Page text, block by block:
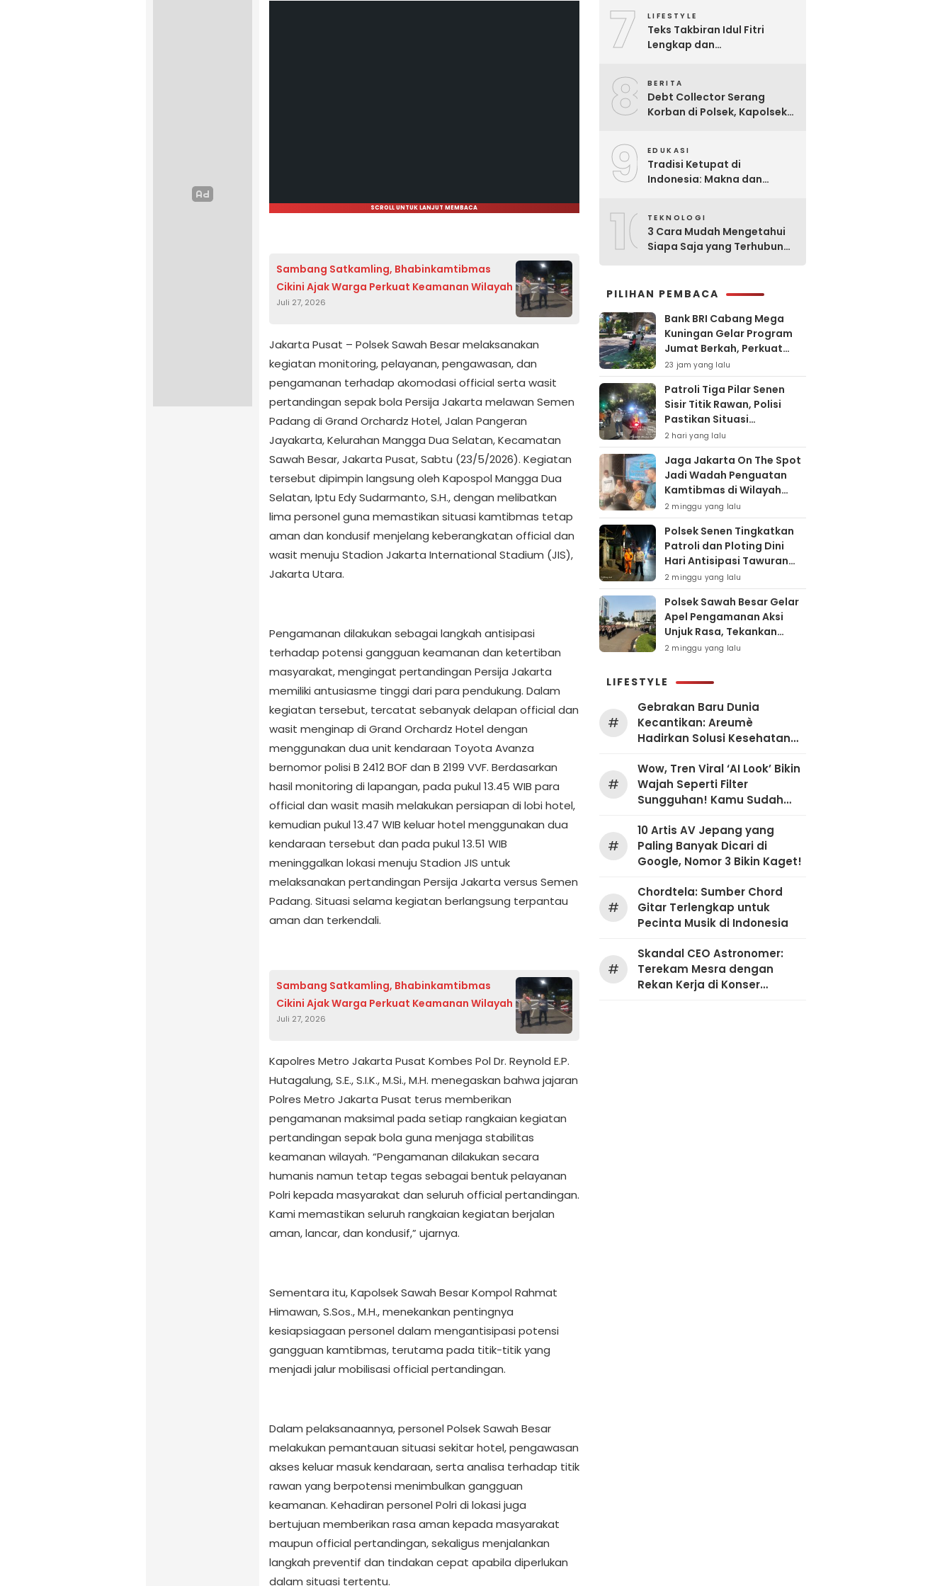
SCROLL UNTUK LANJUT MEMBACA
Sambang Satkamling, Bhabinkamtibmas
Cikini Ajak Warga Perkuat Keamanan Wilayah
Juli 27, 2026
Jakarta Pusat – Polsek Sawah Besar melaksanakan
kegiatan monitoring, pelayanan, pengawasan, dan
pengamanan terhadap akomodasi official serta wasit
pertandingan sepak bola Persija Jakarta melawan Semen
Padang di Grand Orchardz Hotel, Jalan Pangeran
Jayakarta, Kelurahan Mangga Dua Selatan, Kecamatan
Sawah Besar, Jakarta Pusat, Sabtu (23/5/2026). Kegiatan
tersebut dipimpin langsung oleh Kapospol Mangga Dua
Selatan, Iptu Edy Sudarmanto, S.H., dengan melibatkan
lima personel guna memastikan situasi kamtibmas tetap
aman dan kondusif menjelang keberangkatan official dan
wasit menuju Stadion Jakarta International Stadium (JIS),
Jakarta Utara.
Pengamanan dilakukan sebagai langkah antisipasi
terhadap potensi gangguan keamanan dan ketertiban
masyarakat, mengingat pertandingan Persija Jakarta
memiliki antusiasme tinggi dari para pendukung. Dalam
kegiatan tersebut, tercatat sebanyak delapan official dan
wasit menginap di Grand Orchardz Hotel dengan
menggunakan dua unit kendaraan Toyota Avanza
bernomor polisi B 2412 BOF dan B 2199 VVF. Berdasarkan
hasil monitoring di lapangan, pada pukul 13.45 WIB para
official dan wasit masih melakukan persiapan di lobi hotel,
kemudian pukul 13.47 WIB keluar hotel menggunakan dua
kendaraan tersebut dan pada pukul 13.51 WIB
meninggalkan lokasi menuju Stadion JIS untuk
melaksanakan pertandingan Persija Jakarta versus Semen
Padang. Situasi selama kegiatan berlangsung terpantau
aman dan terkendali.
Sambang Satkamling, Bhabinkamtibmas
Cikini Ajak Warga Perkuat Keamanan Wilayah
Juli 27, 2026
Kapolres Metro Jakarta Pusat Kombes Pol Dr. Reynold E.P.
Hutagalung, S.E., S.I.K., M.Si., M.H. menegaskan bahwa jajaran
Polres Metro Jakarta Pusat terus memberikan
pengamanan maksimal pada setiap rangkaian kegiatan
pertandingan sepak bola guna menjaga stabilitas
keamanan wilayah. “Pengamanan dilakukan secara
humanis namun tetap tegas sebagai bentuk pelayanan
Polri kepada masyarakat dan seluruh official pertandingan.
Kami memastikan seluruh rangkaian kegiatan berjalan
aman, lancar, dan kondusif,” ujarnya.
Sementara itu, Kapolsek Sawah Besar Kompol Rahmat
Himawan, S.Sos., M.H., menekankan pentingnya
kesiapsiagaan personel dalam mengantisipasi potensi
gangguan kamtibmas, terutama pada titik-titik yang
menjadi jalur mobilisasi official pertandingan.
Dalam pelaksanaannya, personel Polsek Sawah Besar
melakukan pemantauan situasi sekitar hotel, pengawasan
akses keluar masuk kendaraan, serta analisa terhadap titik
rawan yang berpotensi menimbulkan gangguan
keamanan. Kehadiran personel Polri di lokasi juga
bertujuan memberikan rasa aman kepada masyarakat
maupun official pertandingan, sekaligus menjalankan
langkah preventif dan tindakan cepat apabila diperlukan
dalam situasi tertentu.
7 LIFESTYLE
Teks Takbiran Idul Fitri
Lengkap dan
8 BERITA
Debt Collector Serang
Korban di Polsek, Kapolsek
9 EDUKASI
Tradisi Ketupat di
Indonesia: Makna dan
10TEKNOLOGI
3 Cara Mudah Mengetahui
Siapa Saja yang Terhubung
PILIHAN PEMBACA
Bank BRI Cabang Mega
Kuningan Gelar Program
Jumat Berkah, Perkuat
Komitmen untuk Saling
Berbagai
23 jam yang lalu
Patroli Tiga Pilar Senen
Sisir Titik Rawan, Polisi
Pastikan Situasi
Kamtibmas Kondusif
2 hari yang lalu
Jaga Jakarta On The Spot
Jadi Wadah Penguatan
Kamtibmas di Wilayah
Kampung Bali
2 minggu yang lalu
Polsek Senen Tingkatkan
Patroli dan Ploting Dini
Hari Antisipasi Tawuran
serta Gangguan
Kamtibmas
2 minggu yang lalu
Polsek Sawah Besar Gelar
Apel Pengamanan Aksi
Unjuk Rasa, Tekankan
Pelayanan Humanis dan
2 minggu yang lalu
LIFESTYLE
#
Gebrakan Baru Dunia
Kecantikan: Areumè
Hadirkan Solusi Kesehatan
#
Wow, Tren Viral ‘AI Look’ Bikin
Wajah Seperti Filter
Sungguhan! Kamu Sudah
#
10 Artis AV Jepang yang
Paling Banyak Dicari di
Google, Nomor 3 Bikin Kaget!
#
Chordtela: Sumber Chord
Gitar Terlengkap untuk
Pecinta Musik di Indonesia
#
Skandal CEO Astronomer:
Terekam Mesra dengan
Rekan Kerja di Konser